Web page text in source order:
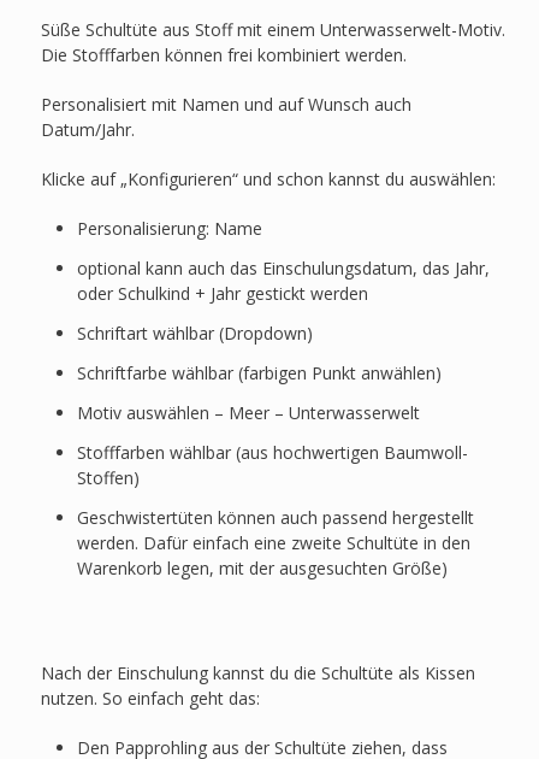
Süße Schultüte aus Stoff mit einem Unterwasserwelt-Motiv.
Die Stofffarben können frei kombiniert werden.
Personalisiert mit Namen und auf Wunsch auch
Datum/Jahr.
Klicke auf „Konfigurieren“ und schon kannst du auswählen:
Personalisierung: Name
optional kann auch das Einschulungsdatum, das Jahr,
oder Schulkind + Jahr gestickt werden
Schriftart wählbar (Dropdown)
Schriftfarbe wählbar (farbigen Punkt anwählen)
Motiv auswählen – Meer – Unterwasserwelt
Stofffarben wählbar (aus hochwertigen Baumwoll-
Stoffen)
Geschwistertüten können auch passend hergestellt
werden. Dafür einfach eine zweite Schultüte in den
Warenkorb legen, mit der ausgesuchten Größe)
Nach der Einschulung kannst du die Schultüte als Kissen
nutzen. So einfach geht das:
Den Papprohling aus der Schultüte ziehen, dass